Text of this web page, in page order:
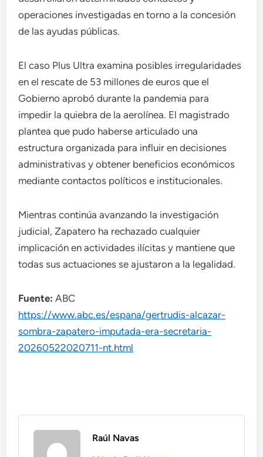
operaciones investigadas en torno a la concesión
de las ayudas públicas.
El caso Plus Ultra examina posibles irregularidades
en el rescate de 53 millones de euros que el
Gobierno aprobó durante la pandemia para
impedir la quiebra de la aerolínea. El magistrado
plantea que pudo haberse articulado una
estructura organizada para influir en decisiones
administrativas y obtener beneficios económicos
mediante contactos políticos e institucionales.
Mientras continúa avanzando la investigación
judicial, Zapatero ha rechazado cualquier
implicación en actividades ilícitas y mantiene que
todas sus actuaciones se ajustaron a la legalidad.
Fuente: ABC
https://www.abc.es/espana/gertrudis-alcazar-
sombra-zapatero-imputada-era-secretaria-
20260522020711-nt.html
Raúl Navas